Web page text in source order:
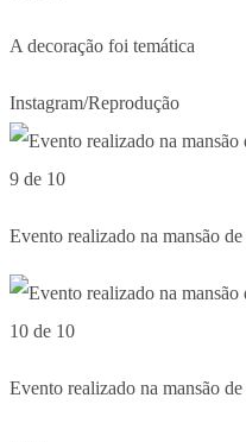
A decoração foi temática
Instagram/Reprodução
9 de 10
Evento realizado na mansão
10 de 10
Evento realizado na mansão